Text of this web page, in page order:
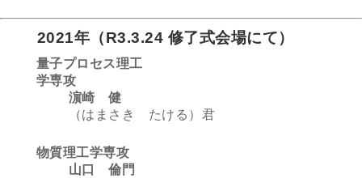
2021年（R3.3.24 修了式会場にて）
量子プロセス理工
学専攻
濵崎 健
（はまさき たける）君
物質理工学専攻
山口 倫門